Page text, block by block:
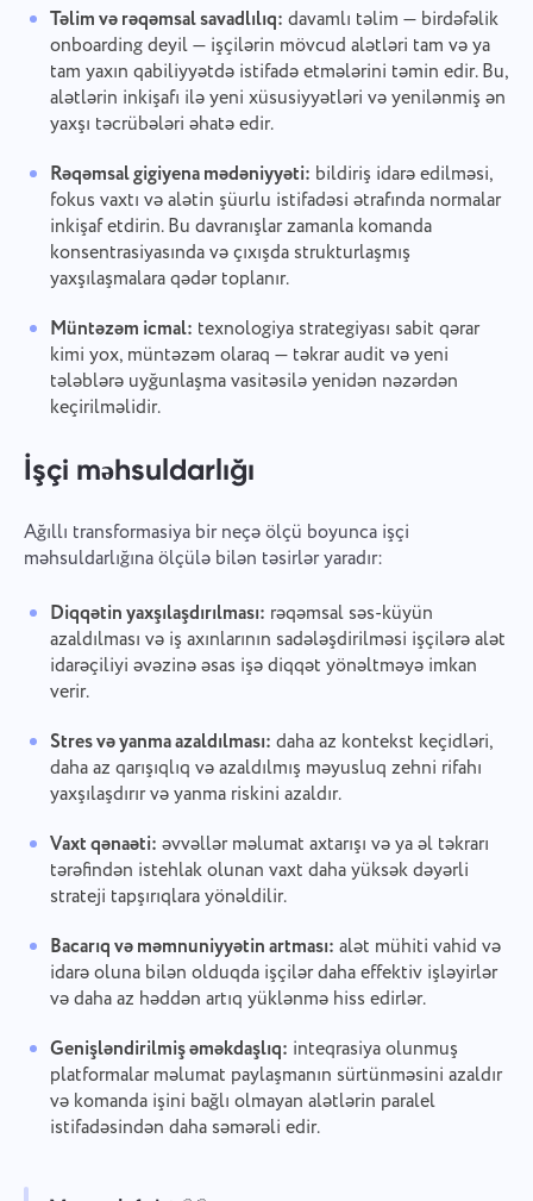
Təlim və rəqəmsal savadlılıq: davamlı təlim — birdəfəlik
onboarding deyil — işçilərin mövcud alətləri tam və ya
tam yaxın qabiliyyətdə istifadə etmələrini təmin edir. Bu,
alətlərin inkişafı ilə yeni xüsusiyyətləri və yenilənmiş ən
yaxşı təcrübələri əhatə edir.
Rəqəmsal gigiyena mədəniyyəti: bildiriş idarə edilməsi,
fokus vaxtı və alətin şüurlu istifadəsi ətrafında normalar
inkişaf etdirin. Bu davranışlar zamanla komanda
konsentrasiyasında və çıxışda strukturlaşmış
yaxşılaşmalara qədər toplanır.
Müntəzəm icmal: texnologiya strategiyası sabit qərar
kimi yox, müntəzəm olaraq — təkrar audit və yeni
tələblərə uyğunlaşma vasitəsilə yenidən nəzərdən
keçirilməlidir.
İşçi məhsuldarlığı
Ağıllı transformasiya bir neçə ölçü boyunca işçi
məhsuldarlığına ölçülə bilən təsirlər yaradır:
Diqqətin yaxşılaşdırılması: rəqəmsal səs-küyün
azaldılması və iş axınlarının sadələşdirilməsi işçilərə alət
idarəçiliyi əvəzinə əsas işə diqqət yönəltməyə imkan
verir.
Stres və yanma azaldılması: daha az kontekst keçidləri,
daha az qarışıqlıq və azaldılmış məyusluq zehni rifahı
yaxşılaşdırır və yanma riskini azaldır.
Vaxt qənaəti: əvvəllər məlumat axtarışı və ya əl təkrarı
tərəfindən istehlak olunan vaxt daha yüksək dəyərli
strateji tapşırıqlara yönəldilir.
Bacarıq və məmnuniyyətin artması: alət mühiti vahid və
idarə oluna bilən olduqda işçilər daha effektiv işləyirlər
və daha az həddən artıq yüklənmə hiss edirlər.
Genişləndirilmiş əməkdaşlıq: inteqrasiya olunmuş
platformalar məlumat paylaşmanın sürtünməsini azaldır
və komanda işini bağlı olmayan alətlərin paralel
istifadəsindən daha səmərəli edir.
Göndər
Göndər
"Göndər" düyməsini sıxmaqla, şəxsi məlumatlarınızın
aşağıdakı sənədə uyğun emalına razılıq vermiş
olursunuz:
Gizlilik Siyasəti.
Göndər
Təklif etmək
razılığınızı təsdiqləyirsiniz
şəxsi məlumatlar.